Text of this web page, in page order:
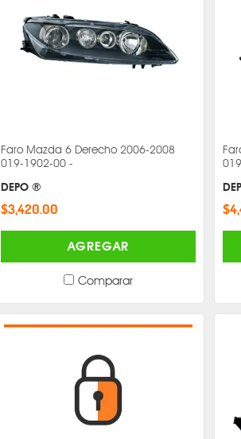
Faro Mazda 6 Derecho 2006-2008
019-1902-00 -
DEPO ®
$3,420.00
AGREGAR
Comparar